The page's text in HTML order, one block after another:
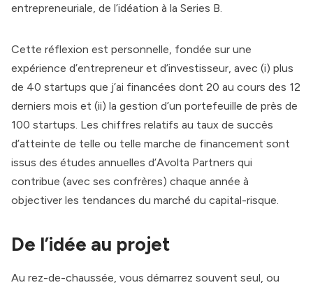
entrepreneuriale, de l’idéation à la Series B.
Cette réflexion est personnelle, fondée sur une
expérience d’entrepreneur et d’investisseur, avec (i) plus
de 40 startups que j’ai financées dont 20 au cours des 12
derniers mois et (ii) la gestion d’un portefeuille de près de
100 startups. Les chiffres relatifs au taux de succès
d’atteinte de telle ou telle marche de financement sont
issus des études annuelles d’Avolta Partners qui
contribue (avec ses confrères) chaque année à
objectiver les tendances du marché du capital-risque.
De l’idée au projet
Au rez-de-chaussée, vous démarrez souvent seul, ou